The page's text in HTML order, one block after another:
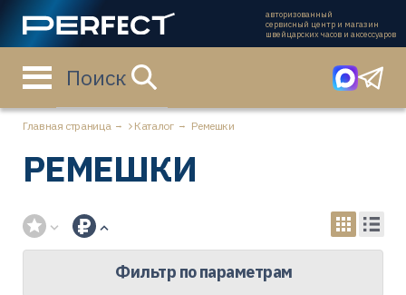
авторизованный
сервисный центр и магазин
швейцарских часов и аксессуаров
Поиск
Главная страница Каталог Ремешки
РЕМЕШКИ
Фильтр по параметрам